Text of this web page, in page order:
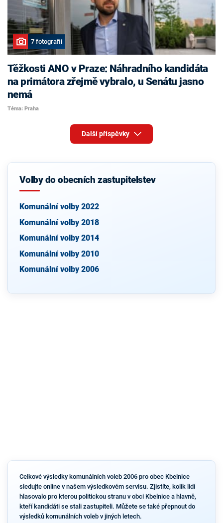
7 fotografií
Těžkosti ANO v Praze: Náhradního kandidáta
na primátora zřejmě vybralo, u Senátu jasno
nemá
Téma: Praha
Další příspěvky
Volby do obecních zastupitelstev
Komunální volby 2022
Komunální volby 2018
Komunální volby 2014
Komunální volby 2010
Komunální volby 2006
Celkové výsledky komunálních voleb 2006 pro obec Kbelnice
sledujte online v našem výsledkovém servisu. Zjistíte, kolik lidí
hlasovalo pro kterou politickou stranu v obci Kbelnice a hlavně,
kteří kandidáti se stali zastupiteli. Můžete se také přepnout do
výsledků komunálních voleb v jiných letech.